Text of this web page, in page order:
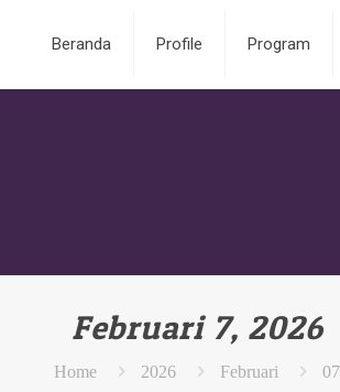
Beranda Profile Program
Februari 7, 2026
Home 2026 Februari 07